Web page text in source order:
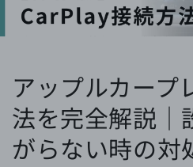
アップルカープ
法を完全解説｜
がらない時の対